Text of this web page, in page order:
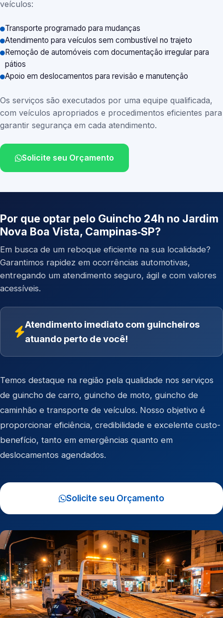
veículos:
Transporte programado para mudanças
Atendimento para veículos sem combustível no trajeto
Remoção de automóveis com documentação irregular para
pátios
Apoio em deslocamentos para revisão e manutenção
Os serviços são executados por uma equipe qualificada,
com veículos apropriados e procedimentos eficientes para
garantir segurança em cada atendimento.
Solicite seu Orçamento
Por que optar pelo Guincho 24h no Jardim
Nova Boa Vista, Campinas‑SP?
Em busca de um reboque eficiente na sua localidade?
Garantimos rapidez em ocorrências automotivas,
entregando um atendimento seguro, ágil e com valores
acessíveis.
Atendimento imediato com guincheiros
atuando perto de você!
Temos destaque na região pela qualidade nos serviços
de guincho de carro, guincho de moto, guincho de
caminhão e transporte de veículos. Nosso objetivo é
proporcionar eficiência, credibilidade e excelente custo-
benefício, tanto em emergências quanto em
deslocamentos agendados.
Solicite seu Orçamento